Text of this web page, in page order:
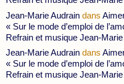
Jean-Marie Audrain dans
« Sur le mode d’emploi de
Refrain et musique Jean-
Jean-Marie Audrain dans
« Sur le mode d’emploi de
Refrain et musique Jean-